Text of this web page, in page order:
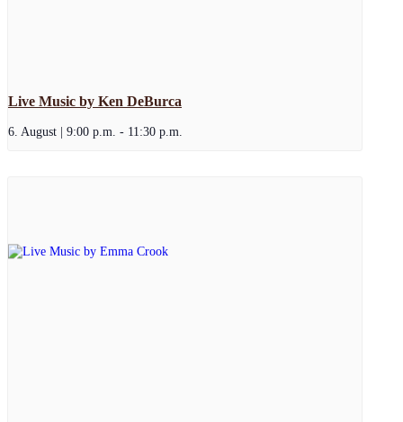
Live Music by Ken DeBurca
6. August | 9:00 p.m. - 11:30 p.m.